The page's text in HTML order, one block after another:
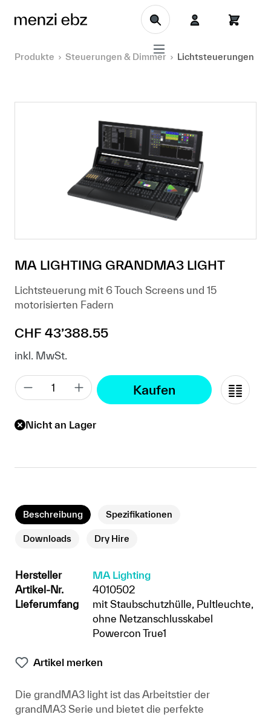
Zum Hauptinhalt springen
Produkte Steuerungen & Dimmer Lichtsteuerungen
MA LIGHTING GRANDMA3 LIGHT
Lichtsteuerung mit 6 Touch Screens und 15
motorisierten Fadern
Regulärer Preis:
CHF 43’388.55
inkl. MwSt.
Kaufen
Nicht an Lager
Beschreibung Spezifikationen
Downloads Dry Hire
Hersteller
MA Lighting
Artikel-Nr.
4010502
Lieferumfang
mit Staubschutzhülle, Pultleuchte,
ohne Netzanschlusskabel
Powercon True1
Artikel merken
Die grandMA3 light ist das Arbeitstier der
grandMA3 Serie und bietet die perfekte